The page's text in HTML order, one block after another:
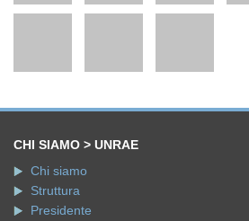
CHI SIAMO > UNRAE
Chi siamo
Struttura
Presidente